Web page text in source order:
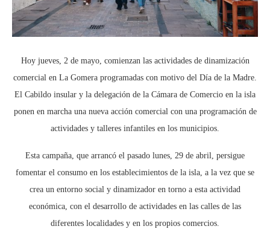
Hoy jueves, 2 de mayo, comienzan las actividades de dinamización
comercial en La Gomera programadas con motivo del Día de la Madre.
El Cabildo insular y la delegación de la Cámara de Comercio en la isla
ponen en marcha una nueva acción comercial con una programación de
actividades y talleres infantiles en los municipios.
Esta campaña, que arrancó el pasado lunes, 29 de abril, persigue
fomentar el consumo en los establecimientos de la isla, a la vez que se
crea un entorno social y dinamizador en torno a esta actividad
económica, con el desarrollo de actividades en las calles de las
diferentes localidades y en los propios comercios.